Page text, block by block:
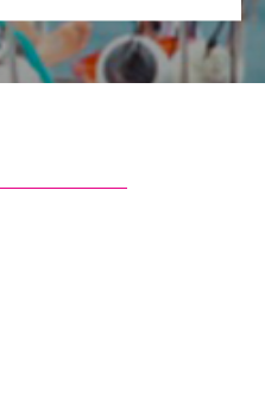
di), juin, juillet, août,